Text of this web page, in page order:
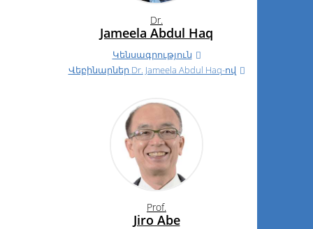
Dr.
Jameela Abdul Haq
Կենսագրություն
Վեբինարներ Dr. Jameela Abdul Haq-ով
Prof.
Jiro Abe